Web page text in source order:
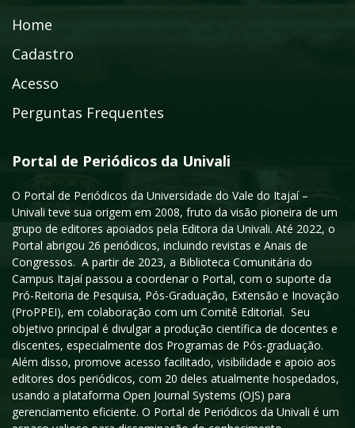
Home
Cadastro
Acesso
Perguntas Frequentes
Portal de Periódicos da Univali
O Portal de Periódicos da Universidade do Vale do Itajaí –
Univali teve sua origem em 2008, fruto da visão pioneira de um
grupo de editores apoiados pela Editora da Univali. Até 2022, o
Portal abrigou 26 periódicos, incluindo revistas e Anais de
Congressos. A partir de 2023, a Biblioteca Comunitária do
Campus Itajaí passou a coordenar o Portal, com o suporte da
Pró-Reitoria de Pesquisa, Pós-Graduação, Extensão e Inovação
(ProPPEI), em colaboração com um Comitê Editorial. Seu
objetivo principal é divulgar a produção científica de docentes e
discentes, especialmente dos Programas de Pós-graduação.
Além disso, promove acesso facilitado, visibilidade e apoio aos
editores dos periódicos, com 20 deles atualmente hospedados,
usando a plataforma Open Journal Systems (OJS) para
gerenciamento eficiente. O Portal de Periódicos da Univali é um